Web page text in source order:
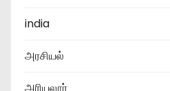
india
அரசியல்
அரியலூர்